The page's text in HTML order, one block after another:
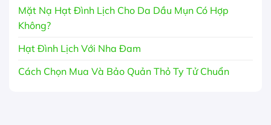
Mặt Nạ Hạt Đình Lịch Cho Da Dầu Mụn Có Hợp
Không?
Hạt Đình Lịch Với Nha Đam
Cách Chọn Mua Và Bảo Quản Thỏ Ty Tử Chuẩn